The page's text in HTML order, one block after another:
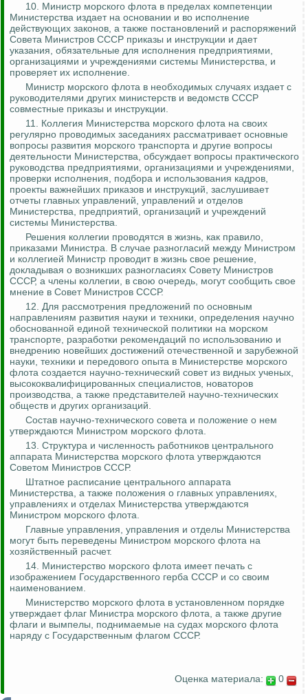
10. Министр морского флота в пределах компетенции
Министерства издает на основании и во исполнение
действующих законов, а также постановлений и распоряжений
Совета Министров СССР приказы и инструкции и дает
указания, обязательные для исполнения предприятиями,
организациями и учреждениями системы Министерства, и
проверяет их исполнение.
Министр морского флота в необходимых случаях издает с
руководителями других министерств и ведомств СССР
совместные приказы и инструкции.
11. Коллегия Министерства морского флота на своих
регулярно проводимых заседаниях рассматривает основные
вопросы развития морского транспорта и другие вопросы
деятельности Министерства, обсуждает вопросы практического
руководства предприятиями, организациями и учреждениями,
проверки исполнения, подбора и использования кадров,
проекты важнейших приказов и инструкций, заслушивает
отчеты главных управлений, управлений и отделов
Министерства, предприятий, организаций и учреждений
системы Министерства.
Решения коллегии проводятся в жизнь, как правило,
приказами Министра. В случае разногласий между Министром
и коллегией Министр проводит в жизнь свое решение,
докладывая о возникших разногласиях Совету Министров
СССР, а члены коллегии, в свою очередь, могут сообщить свое
мнение в Совет Министров СССР.
12. Для рассмотрения предложений по основным
направлениям развития науки и техники, определения научно
обоснованной единой технической политики на морском
транспорте, разработки рекомендаций по использованию и
внедрению новейших достижений отечественной и зарубежной
науки, техники и передового опыта в Министерстве морского
флота создается научно-технический совет из видных ученых,
высококвалифицированных специалистов, новаторов
производства, а также представителей научно-технических
обществ и других организаций.
Состав научно-технического совета и положение о нем
утверждаются Министром морского флота.
13. Структура и численность работников центрального
аппарата Министерства морского флота утверждаются
Советом Министров СССР.
Штатное расписание центрального аппарата
Министерства, а также положения о главных управлениях,
управлениях и отделах Министерства утверждаются
Министром морского флота.
Главные управления, управления и отделы Министерства
могут быть переведены Министром морского флота на
хозяйственный расчет.
14. Министерство морского флота имеет печать с
изображением Государственного герба СССР и со своим
наименованием.
Министерство морского флота в установленном порядке
утверждает флаг Министра морского флота, а также другие
флаги и вымпелы, поднимаемые на судах морского флота
наряду с Государственным флагом СССР.
Оценка материала: 0